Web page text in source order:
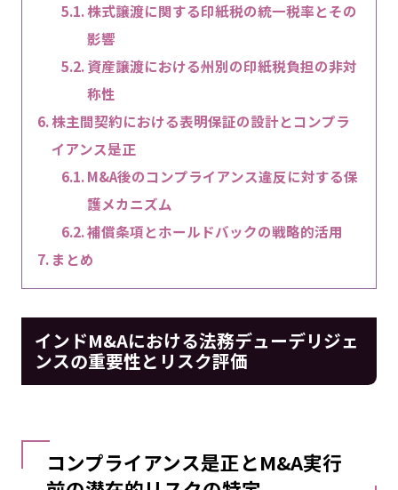
株式譲渡に関する印紙税の統一税率とその
影響
資産譲渡における州別の印紙税負担の非対
称性
株主間契約における表明保証の設計とコンプラ
イアンス是正
M&A後のコンプライアンス違反に対する保
護メカニズム
補償条項とホールドバックの戦略的活用
まとめ
インドM&Aにおける法務デューデリジェ
ンスの重要性とリスク評価
コンプライアンス是正とM&A実行